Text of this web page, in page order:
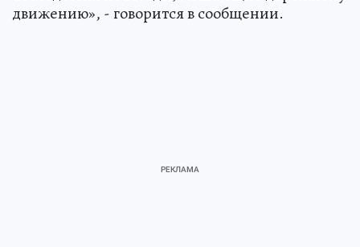
движению», - говорится в сообщении.